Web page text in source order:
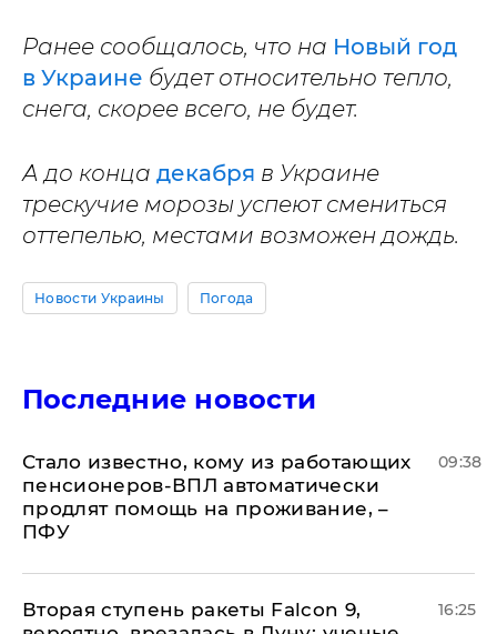
Ранее сообщалось, что на Новый год
в Украине будет относительно тепло,
снега, скорее всего, не будет.
А до конца декабря в Украине
трескучие морозы успеют смениться
оттепелью, местами возможен дождь.
Новости Украины Погода
Последние новости
Стало известно, кому из работающих
пенсионеров-ВПЛ автоматически
продлят помощь на проживание, –
ПФУ
09:38
Вторая ступень ракеты Falcon 9,
16:25